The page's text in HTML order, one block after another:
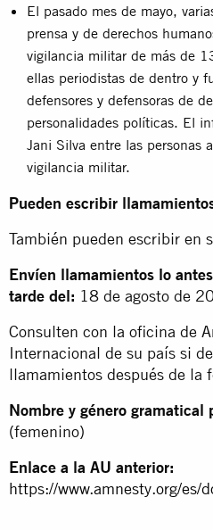
El pasado mes de mayo,
prensa y de derechos
vigilancia militar de más de
ellas periodistas de dentro y
defensores y defensoras de
personalidades políticas. El
Jani Silva entre las personas
vigilancia militar.
Pueden escribir
También pueden escribir en
Envíen llamamientos lo
tarde del: 18 de agosto de
Consulten con la oficina de
Internacional de su país si
llamamientos después de la
Nombre y género gramatical
(femenino)
Enlace a la AU anterior:
https://www.amnesty.org/